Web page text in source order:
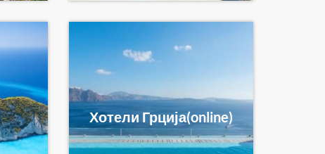
Хотели Грција(online)